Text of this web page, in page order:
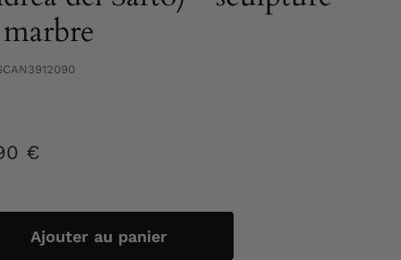
€32,90
Ajouter au panier